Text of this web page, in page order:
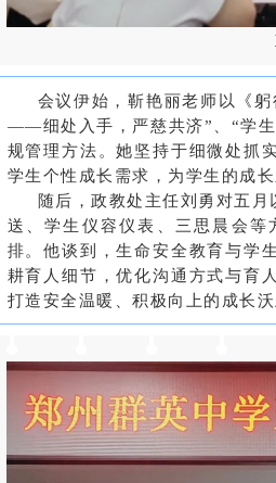
会议伊始，靳艳丽老师以《
——细处入手，严慈共济”、“学
规管理方法。她坚持于细微处抓
学生个性成长需求，为学生的成
随后，政教处主任刘勇对五
送、学生仪容仪表、三思晨会
排。他谈到，生命安全教育与学
耕育人细节，优化沟通方式与育
打造安全温暖、积极向上的成长沃